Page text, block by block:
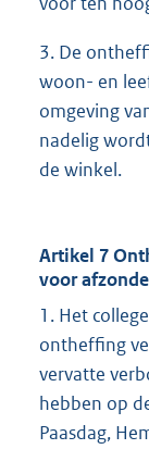
3. De
woon- en
omgeving
nadelig
de winkel.
Artikel 7
voor
1. Het
ontheffing
vervatte
hebben op
Paasdag,